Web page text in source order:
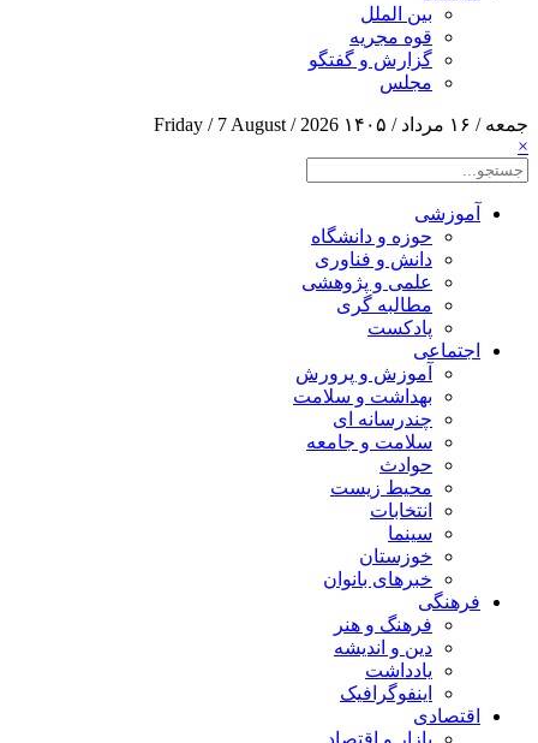
بین الملل
قوه مجریه
گزارش و گفتگو
مجلس
جمعه / ۱۶ مرداد / ۱۴۰۵
Friday / 7 August / 2026
×
آموزشی
حوزه و دانشگاه
دانش و فناوری
علمی و پژوهشی
مطالبه گری
پادکست
اجتماعی
آموزش و پرورش
بهداشت و سلامت
چندرسانه ای
سلامت و جامعه
حوادث
محیط زیست
انتخابات
سینما
خوزستان
خبرهای بانوان
فرهنگی
فرهنگ و هنر
دین و اندیشه
یادداشت
اینفوگرافیک
اقتصادی
بازار و اقتصاد